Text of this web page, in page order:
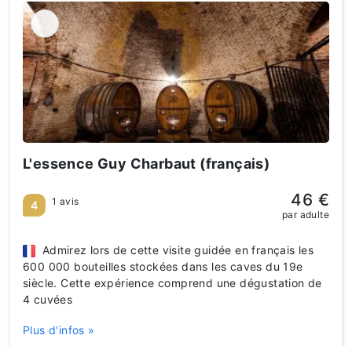
L'essence Guy Charbaut (français)
Admirez lors de cette visite guidée en français les
600 000 bouteilles stockées dans les caves du 19e
siècle. Cette expérience comprend une dégustation de
4 cuvées
Plus d'infos »
4 1 avis 46 €
par adulte